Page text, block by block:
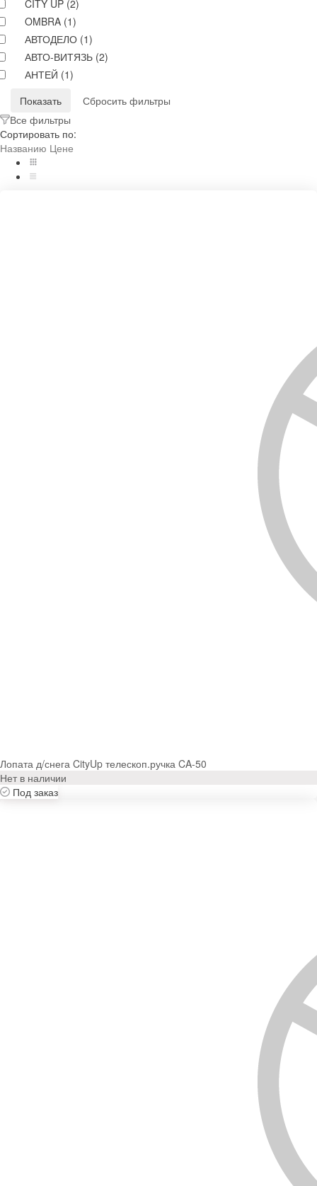
CITY UP (2)
OMBRA (1)
АВТОДЕЛО (1)
АВТО-ВИТЯЗЬ (2)
АНТЕЙ (1)
Сбросить фильтры
Все фильтры
Сортировать по:
Названию Цене
Лопата д/снега CityUp телескоп.ручка CA-50
Нет в наличии
Под заказ